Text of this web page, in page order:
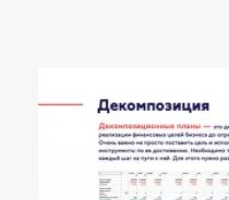
Книги Екатерины